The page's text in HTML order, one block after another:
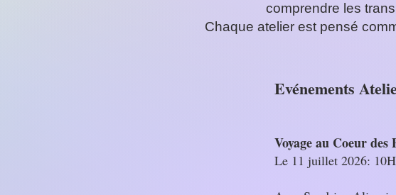
comprendre les
Chaque atelier est pensé
Evénements
Voyage au Coeur
Le 11 juillet 2026: